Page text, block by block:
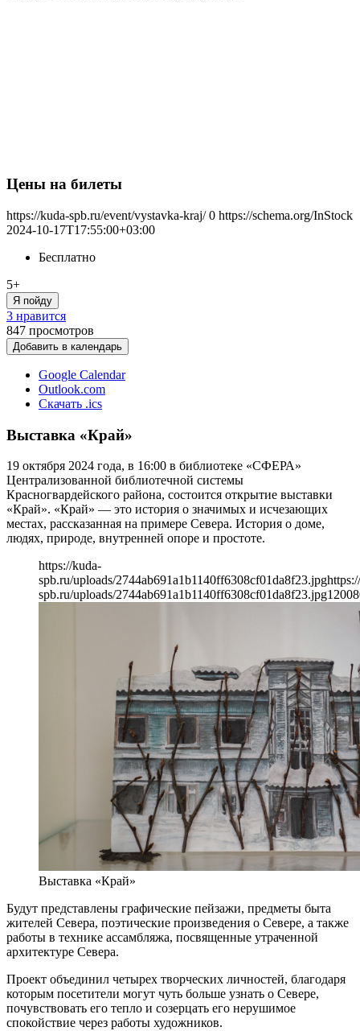
Цены на билеты
https://kuda-spb.ru/event/vystavka-kraj/ 0 https://schema.org/InStock
2024-10-17T17:55:00+03:00
Бесплатно
5+
Я пойду
3 нравится
847 просмотров
Добавить в календарь
Google Calendar
Outlook.com
Скачать .ics
Выставка «Край»
19 октября 2024 года, в 16:00 в библиотеке «СФЕРА»
Централизованной библиотечной системы
Красногвардейского района, состоится открытие выставки
«Край». «Край» — это история о значимых и исчезающих
местах, рассказанная на примере Севера. История о доме,
людях, природе, внутренней опоре и простоте.
https://kuda-
spb.ru/uploads/2744ab691a1b1140ff6308cf01da8f23.jpg
spb.ru/uploads/2744ab691a1b1140ff6308cf01da8f23.jpg1200
Выставка «Край»
Будут представлены графические пейзажи, предметы быта
жителей Севера, поэтические произведения о Севере, а также
работы в технике ассамбляжа, посвященные утраченной
архитектуре Севера.
Проект объединил четырех творческих личностей, благодаря
которым посетители могут чуть больше узнать о Севере,
почувствовать его тепло и созерцать его нерушимое
спокойствие через работы художников.